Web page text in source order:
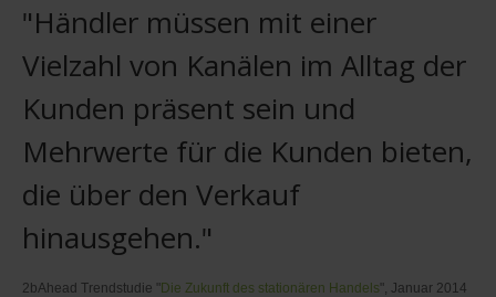
"Händler müssen mit einer
Vielzahl von Kanälen im Alltag der
Kunden präsent sein und
Mehrwerte für die Kunden bieten,
die über den Verkauf
hinausgehen."
2bAhead Trendstudie "Die Zukunft des stationären Handels ", Januar 2014